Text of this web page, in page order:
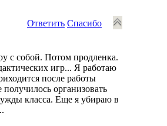
Ответить Спасибо
с собой. Потом продленка.
игр... Я работаю
после работы
организовать
класса. Еще я убираю в